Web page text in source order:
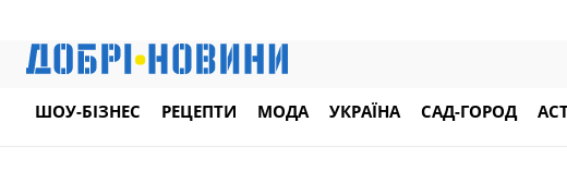
ШОУ-БІЗНЕС РЕЦЕПТИ МОДА УКРАЇНА САД-ГОРОД